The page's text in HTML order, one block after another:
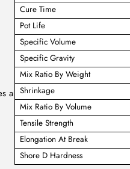
a
Cure Time
Pot Life
Specific Volume
Specific Gravity
Mix Ratio By Weight
Shrinkage
Mix Ratio By Volume
Tensile Strength
Elongation At Break
Shore D Hardness